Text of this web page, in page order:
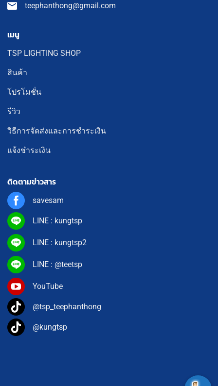
teephanthong@gmail.com
เมนู
TSP LIGHTING SHOP
สินค้า
โปรโมชั่น
รีวิว
วิธีการจัดส่งและการชำระเงิน
แจ้งชำระเงิน
ติดตามข่าวสาร
savesam
LINE : kungtsp
LINE : kungtsp2
LINE : @teetsp
YouTube
@tsp_teephanthong
@kungtsp